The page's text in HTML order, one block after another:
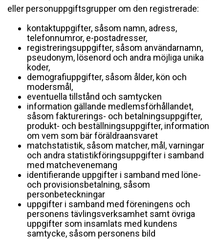
eller personuppgiftsgrupper om den registrerade:
kontaktuppgifter, såsom namn, adress,
telefonnumror, e-postadresser,
registreringsuppgifter, såsom användarnamn,
pseudonym, lösenord och andra möjliga unika
koder,
demografiuppgifter, såsom ålder, kön och
modersmål,
eventuella tillstånd och samtycken
information gällande medlemsförhållandet,
såsom fakturerings- och betalningsuppgifter,
produkt- och beställningsuppgifter, information
om vem som bär föräldraansvaret
matchstatistik, såsom matcher, mål, varningar
och andra statistikföringsuppgifter i samband
med matchevenemang
identifierande uppgifter i samband med löne-
och provisionsbetalning, såsom
personbeteckningar
uppgifter i samband med föreningens och
personens tävlingsverksamhet samt övriga
uppgifter som insamlats med kundens
samtycke, såsom personens bild